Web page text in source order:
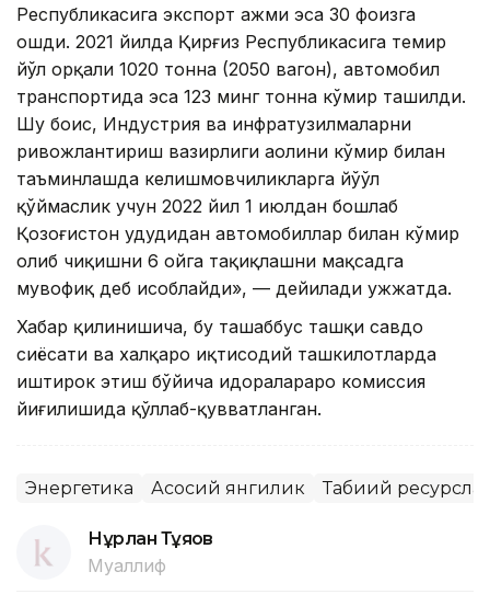
Республикасига экспорт ҳажми эса 30 фоизга
ошди. 2021 йилда Қирғиз Республикасига темир
йўл орқали 1020 тонна (2050 вагон), автомобил
транспортида эса 123 минг тонна кўмир ташилди.
Шу боис, Индустрия ва инфратузилмаларни
ривожлантириш вазирлиги аҳолини кўмир билан
таъминлашда келишмовчиликларга йўўл
қўймаслик учун 2022 йил 1 июлдан бошлаб
Қозоғистон ҳудудидан автомобиллар билан кўмир
олиб чиқишни 6 ойга тақиқлашни мақсадга
мувофиқ деб ҳисоблайди», — дейилади ҳужжатда.
Хабар қилинишича, бу ташаббус ташқи савдо
сиёсати ва халқаро иқтисодий ташкилотларда
иштирок этиш бўйича идоралараро комиссия
йиғилишида қўллаб-қувватланган.
Энергетика Асосий янгилик Табиий
Нұрлан Тұяқов
Муаллиф